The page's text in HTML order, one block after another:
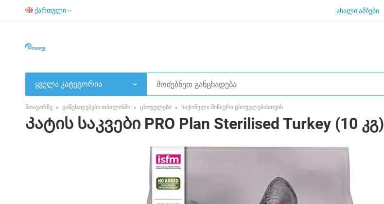
ქართული ახალი ამბები
ყველა კატეგორია
მთავარზე განცხადებები თბილისში ცხოველები საქონელი შინაური ცხოველებისთვის
Კატის საკვები PRO Plan Sterilised Turkey (10 კგ)